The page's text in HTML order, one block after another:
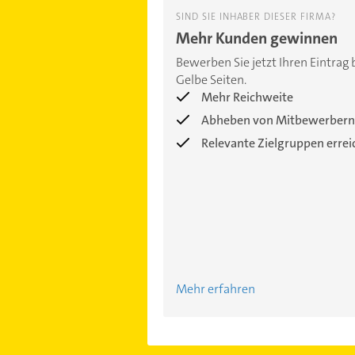
SIND SIE INHABER DIESER FIRMA?
Mehr Kunden gewinnen
Bewerben Sie jetzt Ihren Eintrag
Gelbe Seiten.
Mehr Reichweite
Abheben von Mitbewerbern
Relevante Zielgruppen
Mehr erfahren